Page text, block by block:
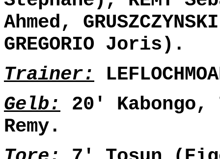
Ahmed,
GREGORIO Joris).
Trainer:
Gelb: 20'
Remy.